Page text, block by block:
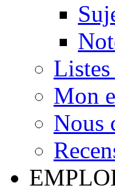
Mon
Nous